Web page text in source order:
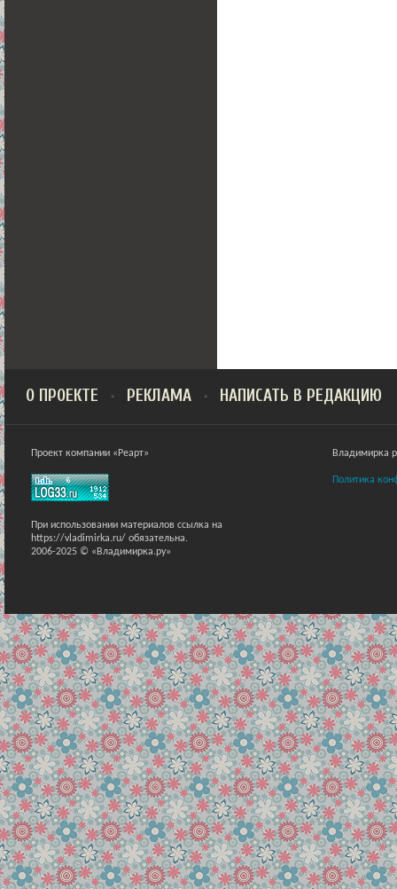
О ПРОЕКТЕ РЕКЛАМА НАПИСАТЬ В РЕДАКЦИЮ
Проект компании «Реарт»
При использовании материалов ссылка на
https://vladimirka.ru/ обязательна.
2006-2025 © «Владимирка.ру»
Владимирка
Политика